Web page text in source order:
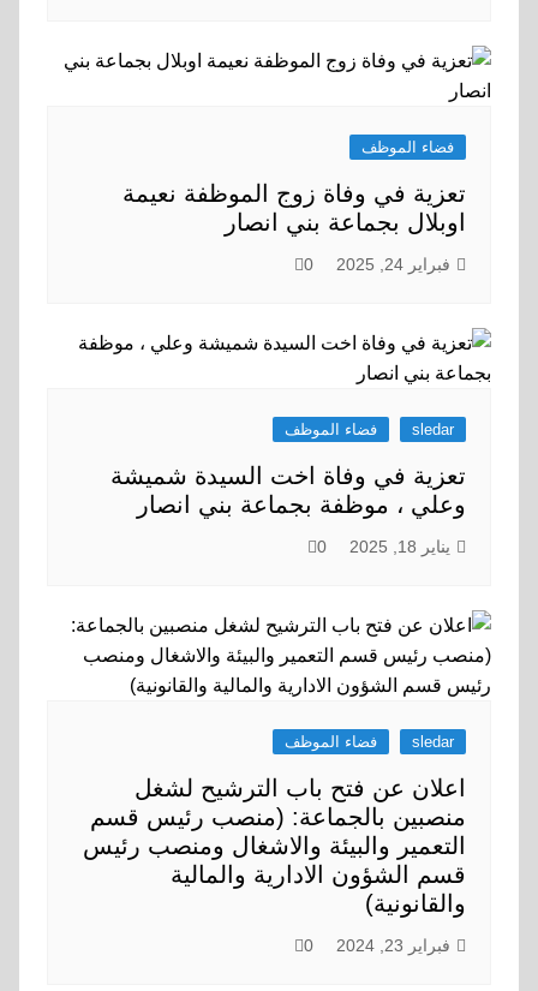
فضاء الموظف
تعزية في وفاة زوج الموظفة نعيمة
اوبلال بجماعة بني انصار
فبراير 24, 2025 0
sledar فضاء الموظف
تعزية في وفاة اخت السيدة شميشة
وعلي ، موظفة بجماعة بني انصار
يناير 18, 2025 0
sledar فضاء الموظف
اعلان عن فتح باب الترشيح لشغل
منصبين بالجماعة: (منصب رئيس قسم
التعمير والبيئة والاشغال ومنصب رئيس
قسم الشؤون الادارية والمالية
والقانونية)
فبراير 23, 2024 0